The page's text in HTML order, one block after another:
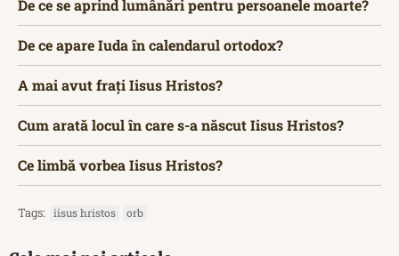
De ce se aprind lumânări pentru persoanele moarte?
De ce apare Iuda în calendarul ortodox?
A mai avut frați Iisus Hristos?
Cum arată locul în care s-a născut Iisus Hristos?
Ce limbă vorbea Iisus Hristos?
Tags: iisus hristos orb